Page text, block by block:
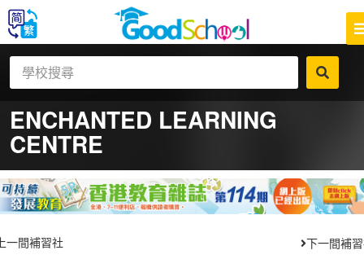
ENCHANTED LEARNING
CENTRE
一間補習社 下一間補